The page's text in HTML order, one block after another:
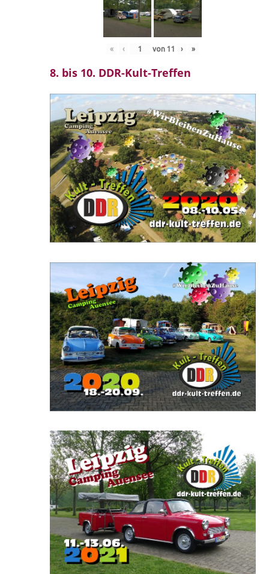
« ‹ von 11 › »
8. bis 10. DDR-Kult-Treffen